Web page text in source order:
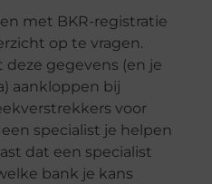
met BKR-registratie
op te vragen.
gegevens (en je
aankloppen bij
voor
specialist je helpen
dat een specialist
bank je kans